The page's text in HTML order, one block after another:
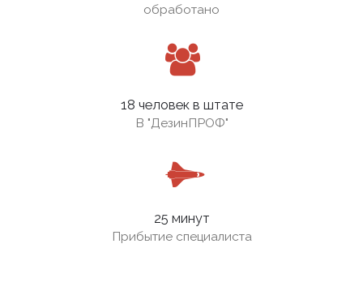
обработано
18 человек в штате
В "ДезинПРОФ"
25 минут
Прибытие специалиста